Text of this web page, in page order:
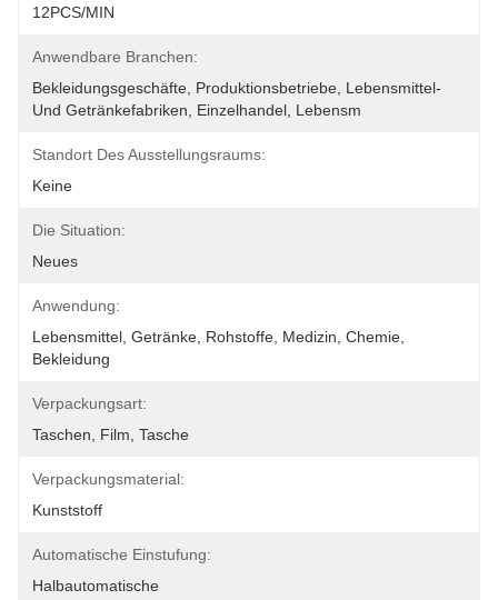
12PCS/MIN
Anwendbare Branchen:
Bekleidungsgeschäfte, Produktionsbetriebe, Lebensmittel-
Und Getränkefabriken, Einzelhandel, Lebensm
Standort Des Ausstellungsraums:
Keine
Die Situation:
Neues
Anwendung:
Lebensmittel, Getränke, Rohstoffe, Medizin, Chemie,
Bekleidung
Verpackungsart:
Taschen, Film, Tasche
Verpackungsmaterial:
Kunststoff
Automatische Einstufung:
Halbautomatische